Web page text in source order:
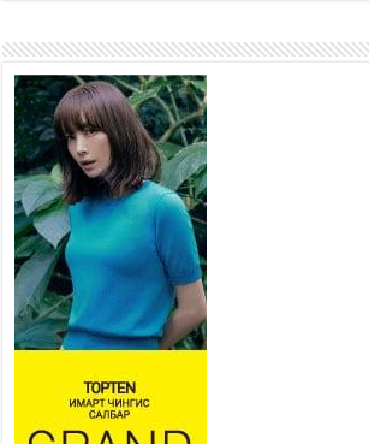
2026 оны 7 сар 27 / 9 цаг 19 минут
Ерөнхий хяналтын хоёр
удаагийн сонсголд 345 хүн
оролцжээ
2026 оны 7 сар 27 / 9 цаг 13 минут
Хянан шалгах түр хорооны
нотлох баримттай нээлттэй
танилцах боломжтой боллоо.
2026 оны 7 сар 23 / 15 цаг 58 минут
Дүүжин замын тээвэр энэ оны
12 дугаар сард ашиглалтад
бүрэн орно
Агаарын бохирдлыг бууруулах бодлогын
хүрээнд Баянгол, Чингэлтэй дүүргийн 5000